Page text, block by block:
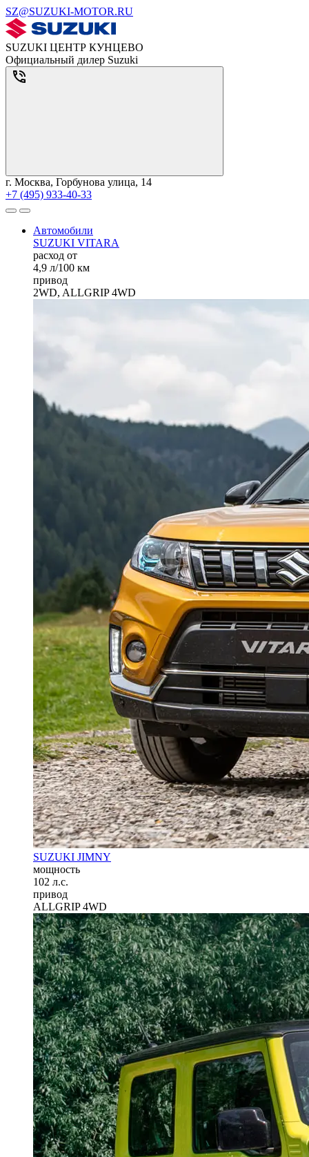
SZ@SUZUKI-MOTOR.RU
SUZUKI ЦЕНТР КУНЦЕВО
Официальный дилер Suzuki
г. Москва, Горбунова улица, 14
+7 (495) 933-40-33
Автомобили
SUZUKI VITARA
расход от
4,9 л/100 км
привод
2WD, ALLGRIP 4WD
SUZUKI JIMNY
мощность
102 л.с.
привод
ALLGRIP 4WD